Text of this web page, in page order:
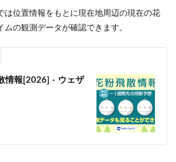
は位置情報をもとに現在地周辺の現在の花
の観測データが確認できます。
情報[2026] - ウェザ